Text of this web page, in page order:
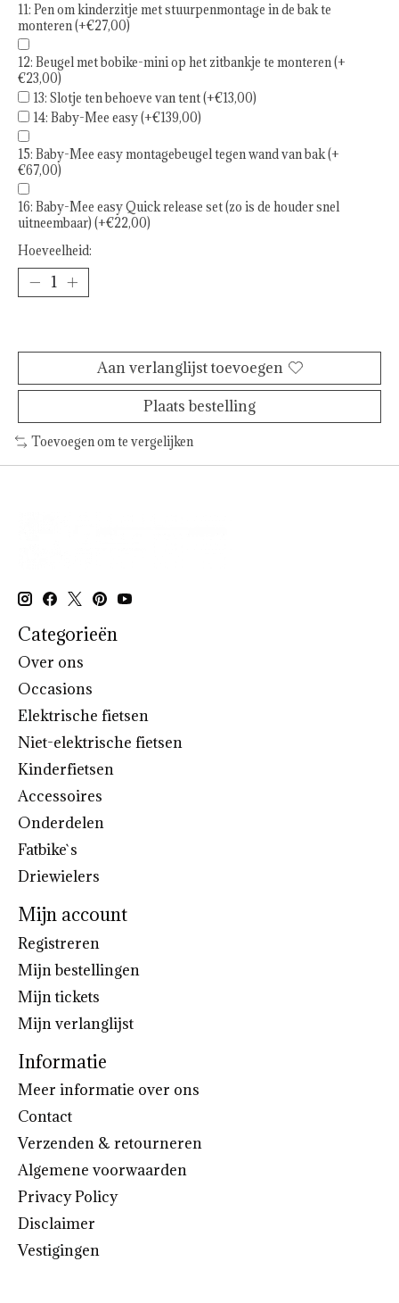
11: Pen om kinderzitje met stuurpenmontage in de bak te
monteren (+€27,00)
12: Beugel met bobike-mini op het zitbankje te monteren (+
€23,00)
13: Slotje ten behoeve van tent (+€13,00)
14: Baby-Mee easy (+€139,00)
15: Baby-Mee easy montagebeugel tegen wand van bak (+
€67,00)
16: Baby-Mee easy Quick release set (zo is de houder snel
uitneembaar) (+€22,00)
Hoeveelheid:
Aan verlanglijst toevoegen
Plaats bestelling
Toevoegen om te vergelijken
Categorieën
Over ons
Occasions
Elektrische fietsen
Niet-elektrische fietsen
Kinderfietsen
Accessoires
Onderdelen
Fatbike`s
Driewielers
Mijn account
Registreren
Mijn bestellingen
Mijn tickets
Mijn verlanglijst
Informatie
Meer informatie over ons
Contact
Verzenden & retourneren
Algemene voorwaarden
Privacy Policy
Disclaimer
Vestigingen